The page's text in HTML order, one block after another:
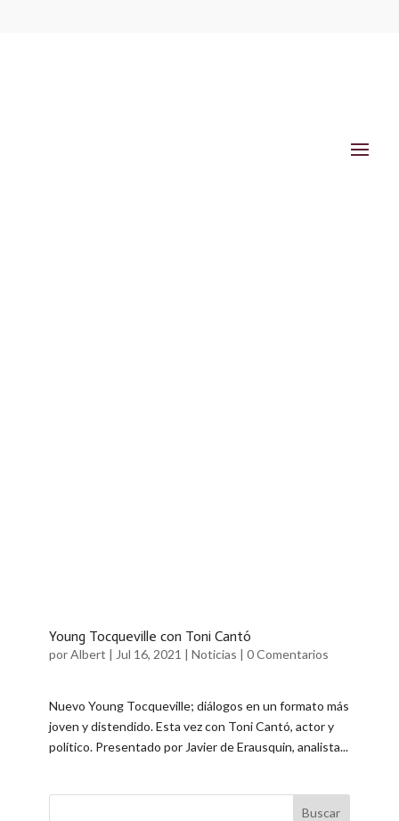
Young Tocqueville con Toni Cantó
porAlbert | Jul 16, 2021 | Noticias | 0 Comentarios
Nuevo Young Tocqueville; diálogos en un formato más
joven y distendido. Esta vez con Toni Cantó, actor y
político. Presentado por Javier de Erausquin, analista...